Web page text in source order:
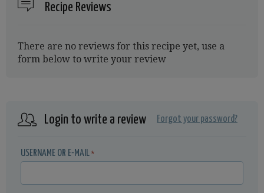
Recipe Reviews
There are no reviews for this recipe yet, use a
form below to write your review
Login to write a review Forgot your password?
USERNAME OR E-MAIL *